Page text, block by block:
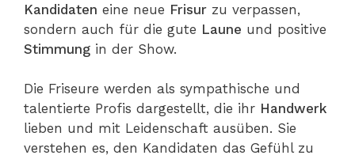
Kandidaten eine neue Frisur zu verpassen,
sondern auch für die gute Laune und positive
Stimmung in der Show.
Die Friseure werden als sympathische und
talentierte Profis dargestellt, die ihr Handwerk
lieben und mit Leidenschaft ausüben. Sie
verstehen es, den Kandidaten das Gefühl zu